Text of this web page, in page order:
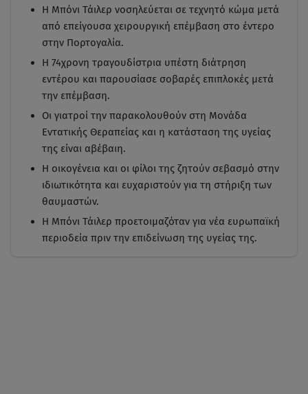
Η Μπόνι Τάιλερ νοσηλεύεται σε τεχνητό κώμα μετά
από επείγουσα χειρουργική επέμβαση στο έντερο
στην Πορτογαλία.
Η 74χρονη τραγουδίστρια υπέστη διάτρηση
εντέρου και παρουσίασε σοβαρές επιπλοκές μετά
την επέμβαση.
Οι γιατροί την παρακολουθούν στη Μονάδα
Εντατικής Θεραπείας και η κατάσταση της υγείας
της είναι αβέβαιη.
Η οικογένεια και οι φίλοι της ζητούν σεβασμό στην
ιδιωτικότητα και ευχαριστούν για τη στήριξη των
θαυμαστών.
Η Μπόνι Τάιλερ προετοιμαζόταν για νέα ευρωπαϊκή
περιοδεία πριν την επιδείνωση της υγείας της.